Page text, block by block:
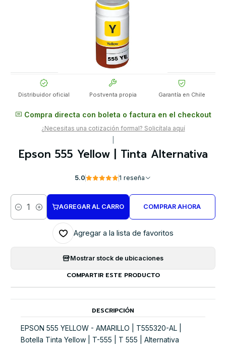
Distribuidor oficial Postventa propia Garantía en Chile
Compra directa con boleta o factura en el checkout
¿Necesitas una cotización formal? Solicítala aquí
Epson 555 Yellow | Tinta Alternativa
5.0 1 reseña
Cantidad
AGREGAR AL CARRO COMPRAR AHORA
Agregar a la lista de favoritos
Mostrar stock de ubicaciones
COMPARTIR ESTE PRODUCTO
DESCRIPCIÓN
EPSON 555 YELLOW - AMARILLO | T555320-AL |
Botella Tinta Yellow | T-555 | T 555 | Alternativa